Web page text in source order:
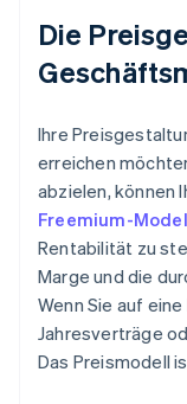
Die
Ihre
erreichen
abzielen, können
Freemium-
Rentabilität zu
Marge und die
Wenn Sie auf
Jahresverträge
Das Preismodell